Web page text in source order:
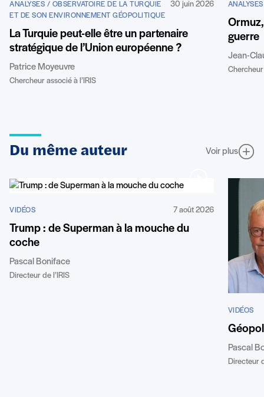
ANALYSES / OBSERVATOIRE DE LA TURQUIE
ET DE SON ENVIRONNEMENT GÉOPOLITIQUE
30 juin 2026
La Turquie peut-elle être un partenaire
stratégique de l’Union européenne ?
Patrice Moyeuvre
Chercheur associé à l’IRIS
guerre
Jean-
Chercheur
Du même auteur Voir plus
VIDÉOS 7 août 2026
Trump : de Superman à la mouche du
coche
Pascal Boniface
Directeur de l’IRIS
VIDÉOS
Pascal
Directeur